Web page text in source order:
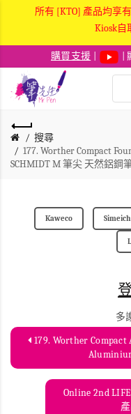
所有 [KTO] 產品均享
Kiosk自
購買支援 |
搜尋
177. Worther Compact
SCHMIDT M 筆尖 天然鋁鋼
Kaweco
多
179. Worther
Online 2nd